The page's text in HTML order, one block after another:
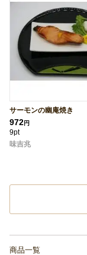
サーモンの幽庵焼き
972円
9pt
味吉兆
商品一覧